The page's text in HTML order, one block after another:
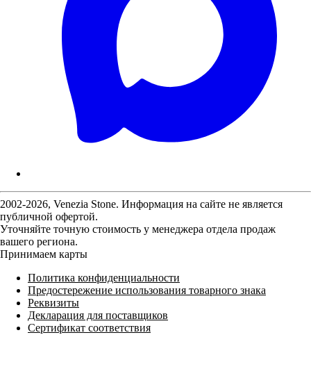
2002-2026, Venezia Stone. Информация на сайте не является
публичной офертой.
Уточняйте точную стоимость у менеджера отдела продаж
вашего региона.
Принимаем карты
Политика конфиденциальности
Предостережение использования товарного знака
Реквизиты
Декларация для поставщиков
Сертификат соответствия